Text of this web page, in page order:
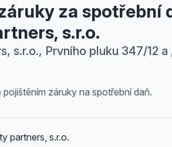
za spotřební
s.r.o.
s.r.o., Prvního pluku 347/12 a
záruky na spotřební daň.
partners, s.r.o.